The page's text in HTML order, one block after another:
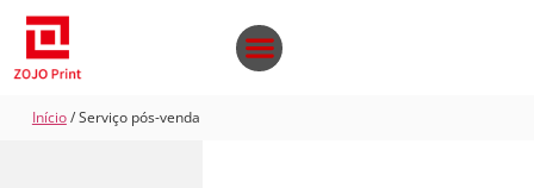
Início/ Serviço pós-venda